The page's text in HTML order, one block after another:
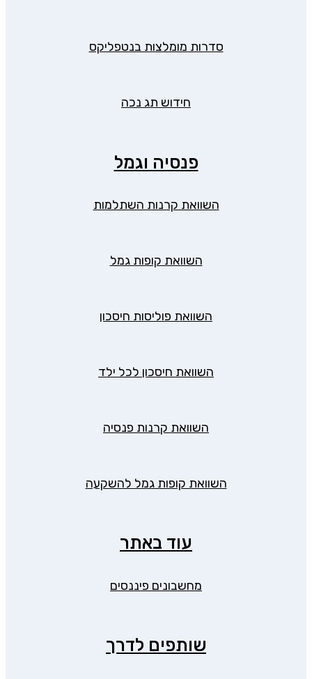
סדרות מומלצות בנטפליקס
חידוש תג נכה
פנסיה וגמל
השוואת קרנות השתלמות
השוואת קופות גמל
השוואת פוליסות חיסכון
השוואת חיסכון לכל ילד
השוואת קרנות פנסיה
השוואת קופות גמל להשקעה
עוד באתר
מחשבונים פיננסים
שותפים לדרך